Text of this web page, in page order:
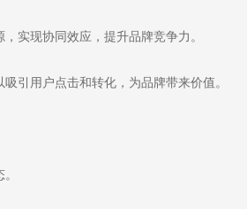
实现协同效应，提升品牌竞争力。
引用户点击和转化，为品牌带来价值。